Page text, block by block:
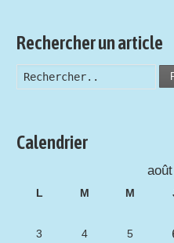
Rechercher un article
Calendrier
L M M
3
4 5